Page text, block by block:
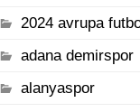
2024 avrupa
adana demirspor
alanyaspor